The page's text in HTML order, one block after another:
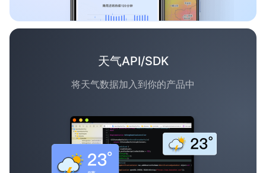
天气API/SDK
将天气数据加入到你的产品中